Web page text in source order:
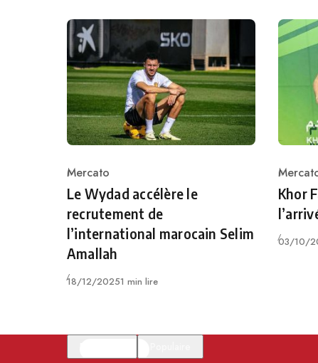
Category
Mercato
Le Wydad accélère le
recrutement de
l’international marocain Selim
Amallah
Publié
18/12/20251 min lire
Khor
Publié
03/10/